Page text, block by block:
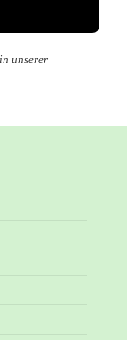
unserer